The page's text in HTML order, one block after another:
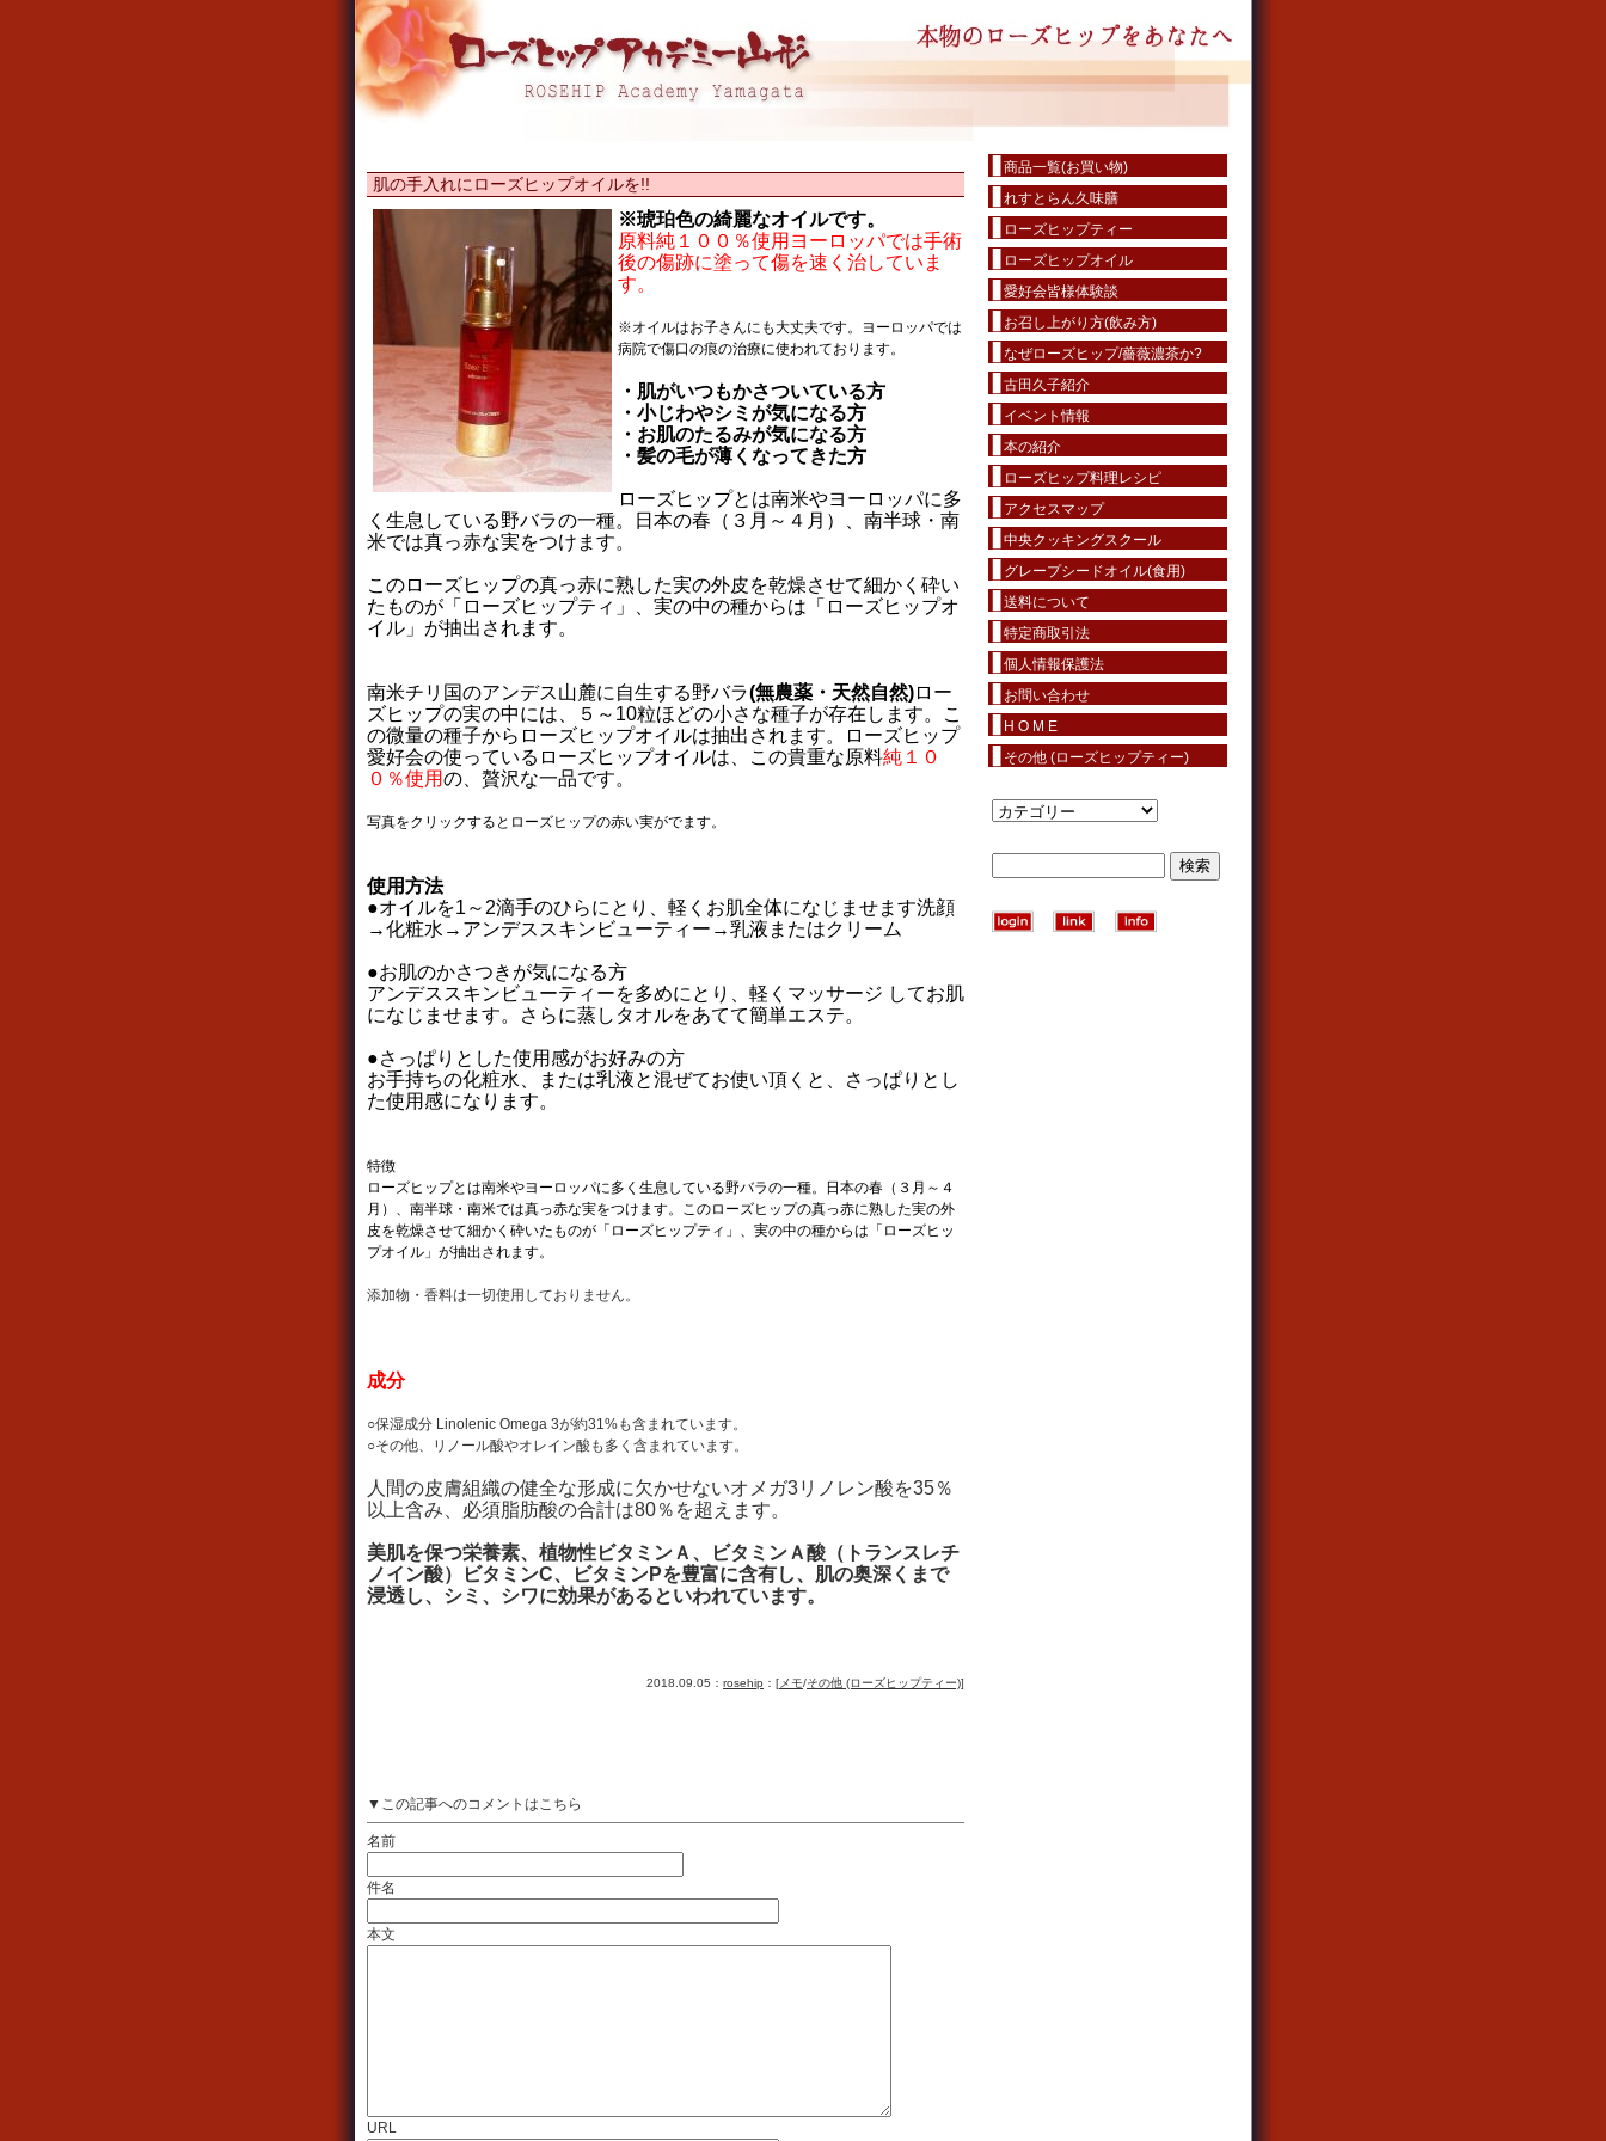
肌の手入れにローズヒップオイルを!!
※琥珀色の綺麗なオイルです。
原料純１００％使用ヨーロッパでは手術
後の傷跡に塗って傷を速く治していま
す。
※オイルはお子さんにも大丈夫です。ヨーロッパでは
病院で傷口の痕の治療に使われております。
・肌がいつもかさついている方
・小じわやシミが気になる方
・お肌のたるみが気になる方
・髪の毛が薄くなってきた方
ローズヒップとは南米やヨーロッパに多
く生息している野バラの一種。日本の春（３月～４月）、南半球・南
米では真っ赤な実をつけます。
このローズヒップの真っ赤に熟した実の外皮を乾燥させて細かく砕い
たものが「ローズヒップティ」、実の中の種からは「ローズヒップオ
イル」が抽出されます。
南米チリ国のアンデス山麓に自生する野バラ(無農薬・天然自然)ロー
ズヒップの実の中には、５～10粒ほどの小さな種子が存在します。こ
の微量の種子からローズヒップオイルは抽出されます。ローズヒップ
愛好会の使っているローズヒップオイルは、この貴重な原料純１０
０％使用の、贅沢な一品です。
写真をクリックするとローズヒップの赤い実がでます。
使用方法
●オイルを1～2滴手のひらにとり、軽くお肌全体になじませます洗顔
→化粧水→アンデススキンビューティー→乳液またはクリーム
●お肌のかさつきが気になる方
アンデススキンビューティーを多めにとり、軽くマッサージ してお肌
になじませます。さらに蒸しタオルをあてて簡単エステ。
●さっぱりとした使用感がお好みの方
お手持ちの化粧水、または乳液と混ぜてお使い頂くと、さっぱりとし
た使用感になります。
特徴
ローズヒップとは南米やヨーロッパに多く生息している野バラの一種。日本の春（３月～４
月）、南半球・南米では真っ赤な実をつけます。このローズヒップの真っ赤に熟した実の外
皮を乾燥させて細かく砕いたものが「ローズヒップティ」、実の中の種からは「ローズヒッ
プオイル」が抽出されます。
添加物・香料は一切使用しておりません。
成分
○保湿成分 Linolenic Omega 3が約31%も含まれています。
○その他、リノール酸やオレイン酸も多く含まれています。
人間の皮膚組織の健全な形成に欠かせないオメガ3リノレン酸を35％
以上含み、必須脂肪酸の合計は80％を超えます。
美肌を保つ栄養素、植物性ビタミンＡ、ビタミンＡ酸（トランスレチ
ノイン酸）ビタミンC、ビタミンPを豊富に含有し、肌の奥深くまで
浸透し、シミ、シワに効果があるといわれています。
2018.09.05： rosehip ：[ メモ/その他 (ローズヒップティー)]
▼この記事へのコメントはこちら
名前
件名
本文
URL
商品一覧(お買い物)
れすとらん久味膳
ローズヒップティー
ローズヒップオイル
愛好会皆様体験談
お召し上がり方(飲み方)
なぜローズヒップ/薔薇濃茶か?
古田久子紹介
イベント情報
本の紹介
ローズヒップ料理レシピ
アクセスマップ
中央クッキングスクール
グレープシードオイル(食用)
送料について
特定商取引法
個人情報保護法
お問い合わせ
H O M E
その他 (ローズヒップティー)